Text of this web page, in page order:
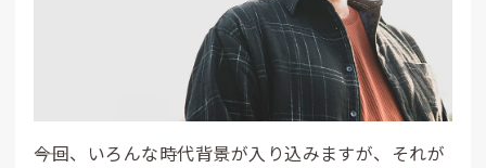
――今回、いろんな時代背景が入り込みますが、それが